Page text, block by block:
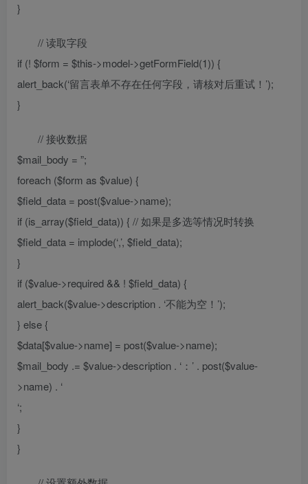
}
// 读取字段
if (! $form = $this->model->getFormField(1)) {
alert_back(‘留言表单不存在任何字段，请核对后重试！’);
}
// 接收数据
$mail_body = ”;
foreach ($form as $value) {
$field_data = post($value->name);
if (is_array($field_data)) { // 如果是多选等情况时转换
$field_data = implode(‘,’, $field_data);
}
if ($value->required && ! $field_data) {
alert_back($value->description . ‘不能为空！’);
} else {
$data[$value->name] = post($value->name);
$mail_body .= $value->description . ‘：’ . post($value-
>name) . ‘
‘;
}
}